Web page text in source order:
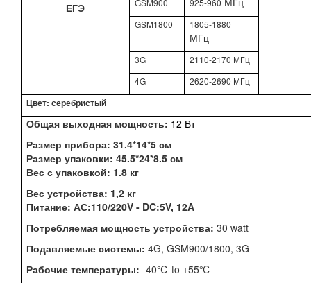
ЕГЭ
GSM900
925-960
GSM1800 1805-1880
МГц
3G
2110-2170 МГц
4G
2620-2690 МГц
Цвет: серебристый
Общая выходная мощность: 12 Вт
Размер прибора: 31.4*14*5 см
Размер упаковки: 45.5*24*8.5 см
Вес с упаковкой: 1.8 кг
Вес устройства: 1,2 кг
Питание: АС:110/220V - DC:5V, 12A
Потребляемая мощность устройства:30 watt
Подавляемые системы:4G, GSM900/1800, 3G
Рабочие температуры:-40℃ to +55℃